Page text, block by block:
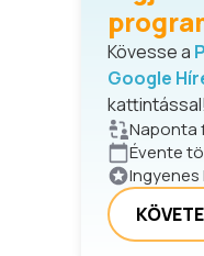
Kövesse a
Google
kattintással!
Naponta
Évente